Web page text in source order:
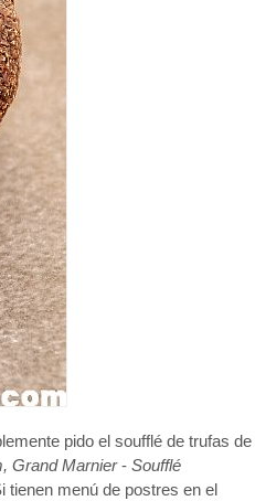
pido el soufflé de trufas de
Grand Marnier- Soufflé
tienen menú de postres en el